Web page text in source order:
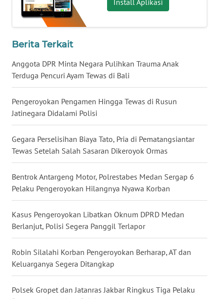
Install Aplikasi
Berita Terkait
Anggota DPR Minta Negara Pulihkan Trauma Anak
Terduga Pencuri Ayam Tewas di Bali
Pengeroyokan Pengamen Hingga Tewas di Rusun
Jatinegara Didalami Polisi
Gegara Perselisihan Biaya Tato, Pria di Pematangsiantar
Tewas Setelah Salah Sasaran Dikeroyok Ormas
Bentrok Antargeng Motor, Polrestabes Medan Sergap 6
Pelaku Pengeroyokan Hilangnya Nyawa Korban
Kasus Pengeroyokan Libatkan Oknum DPRD Medan
Berlanjut, Polisi Segera Panggil Terlapor
Robin Silalahi Korban Pengeroyokan Berharap, AT dan
Keluarganya Segera Ditangkap
Polsek Gropet dan Jatanras Jakbar Ringkus Tiga Pelaku
WN
WN
SUMBAR
WN
WN
WN
WN
JOGJA